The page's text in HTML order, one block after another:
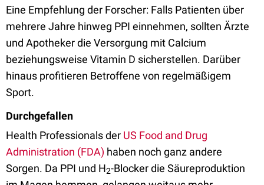
Eine Empfehlung der Forscher: Falls Patienten über
mehrere Jahre hinweg PPI einnehmen, sollten Ärzte
und Apotheker die Versorgung mit Calcium
beziehungsweise Vitamin D sicherstellen. Darüber
hinaus profitieren Betroffene von regelmäßigem
Sport.
Durchgefallen
Health Professionals der US Food and Drug
Administration (FDA) haben noch ganz andere
Sorgen. Da PPI und H2-Blocker die Säureproduktion